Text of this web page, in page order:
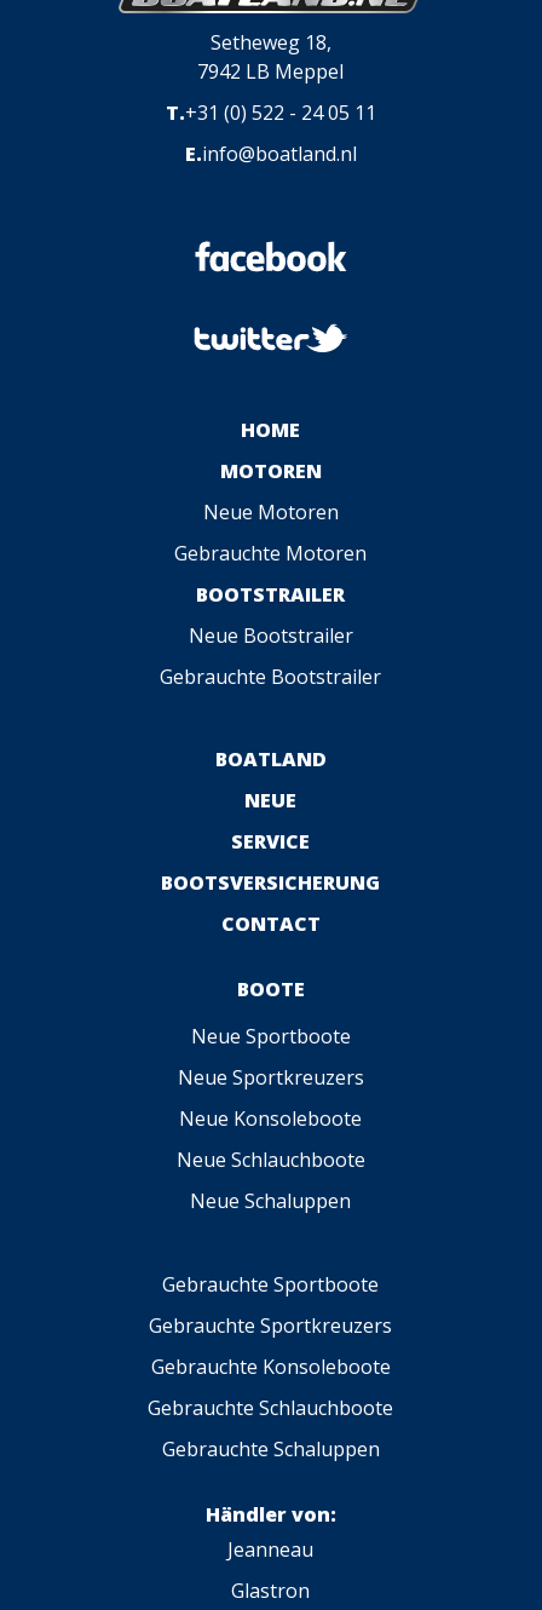
Setheweg 18,
7942 LB Meppel
T.+31 (0) 522 - 24 05 11
E.info@boatland.nl
HOME
MOTOREN
Neue Motoren
Gebrauchte Motoren
BOOTSTRAILER
Neue Bootstrailer
Gebrauchte Bootstrailer
BOATLAND
NEUE
SERVICE
BOOTSVERSICHERUNG
CONTACT
BOOTE
Neue Sportboote
Neue Sportkreuzers
Neue Konsoleboote
Neue Schlauchboote
Neue Schaluppen
Gebrauchte Sportboote
Gebrauchte Sportkreuzers
Gebrauchte Konsoleboote
Gebrauchte Schlauchboote
Gebrauchte Schaluppen
Händler von:
Jeanneau
Glastron